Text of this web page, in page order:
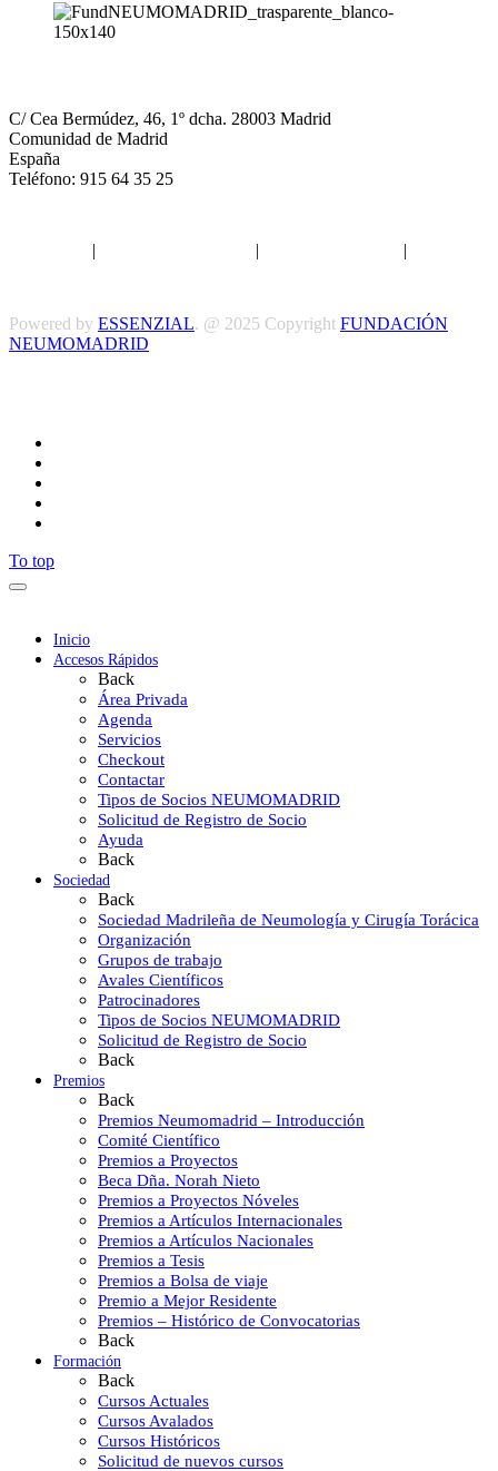
C/ Cea Bermúdez, 46, 1º dcha. 28003 Madrid
Comunidad de Madrid
España
Teléfono: 915 64 35 25
Powered by ESSENZIAL. @ 2025 Copyright FUNDACIÓN
NEUMOMADRID
To top
Inicio
Accesos Rápidos
Back
Área Privada
Agenda
Servicios
Checkout
Contactar
Tipos de Socios NEUMOMADRID
Solicitud de Registro de Socio
Ayuda
Back
Sociedad
Back
Sociedad Madrileña de Neumología y Cirugía Torácica
Organización
Grupos de trabajo
Avales Científicos
Patrocinadores
Tipos de Socios NEUMOMADRID
Solicitud de Registro de Socio
Back
Premios
Back
Premios Neumomadrid – Introducción
Comité Científico
Premios a Proyectos
Beca Dña. Norah Nieto
Premios a Proyectos Nóveles
Premios a Artículos Internacionales
Premios a Artículos Nacionales
Premios a Tesis
Premios a Bolsa de viaje
Premio a Mejor Residente
Premios – Histórico de Convocatorias
Back
Formación
Back
Cursos Actuales
Cursos Avalados
Cursos Históricos
Solicitud de nuevos cursos